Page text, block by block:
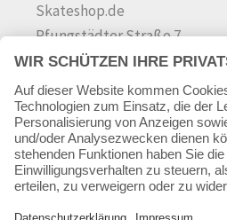
Skateshop.de
Pfungstädter Straße 7
64342 Seeheim-Jugenheim
Tel.06257 868181
Mail:info@skateshop.de
Warenkorb
Mein Konto